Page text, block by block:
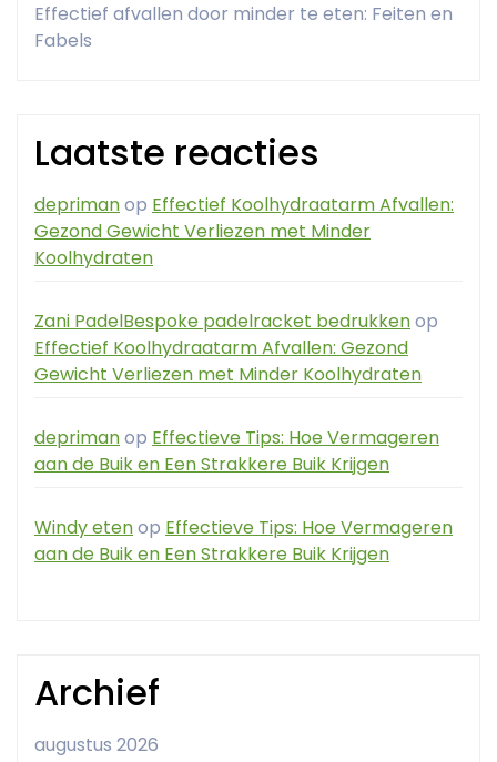
Effectief afvallen door minder te eten: Feiten en
Fabels
Laatste reacties
deprimanop Effectief Koolhydraatarm Afvallen:
Gezond Gewicht Verliezen met Minder
Koolhydraten
Zani PadelBespoke padelracket bedrukkenop
Effectief Koolhydraatarm Afvallen: Gezond
Gewicht Verliezen met Minder Koolhydraten
deprimanop Effectieve Tips: Hoe Vermageren
aan de Buik en Een Strakkere Buik Krijgen
Windy etenop Effectieve Tips: Hoe Vermageren
aan de Buik en Een Strakkere Buik Krijgen
Archief
augustus 2026